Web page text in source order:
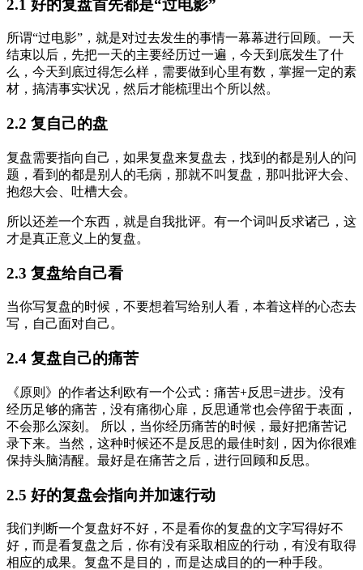
2.1 好的复盘首先都是“过电影”
所谓“过电影”，就是对过去发生的事情一幕幕进行回顾。一天
结束以后，先把一天的主要经历过一遍，今天到底发生了什
么，今天到底过得怎么样，需要做到心里有数，掌握一定的素
材，搞清事实状况，然后才能梳理出个所以然。
2.2 复自己的盘
复盘需要指向自己，如果复盘来复盘去，找到的都是别人的问
题，看到的都是别人的毛病，那就不叫复盘，那叫批评大会、
抱怨大会、吐槽大会。
所以还差一个东西，就是自我批评。有一个词叫反求诸己，这
才是真正意义上的复盘。
2.3 复盘给自己看
当你写复盘的时候，不要想着写给别人看，本着这样的心态去
写，自己面对自己。
2.4 复盘自己的痛苦
《原则》的作者达利欧有一个公式：痛苦+反思=进步。没有
经历足够的痛苦，没有痛彻心扉，反思通常也会停留于表面，
不会那么深刻。 所以，当你经历痛苦的时候，最好把痛苦记
录下来。当然，这种时候还不是反思的最佳时刻，因为你很难
保持头脑清醒。最好是在痛苦之后，进行回顾和反思。
2.5 好的复盘会指向并加速行动
我们判断一个复盘好不好，不是看你的复盘的文字写得好不
好，而是看复盘之后，你有没有采取相应的行动，有没有取得
相应的成果。复盘不是目的，而是达成目的的一种手段。